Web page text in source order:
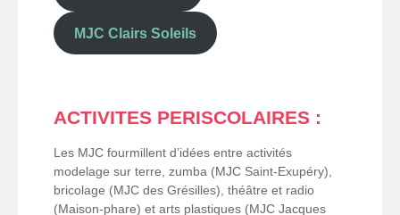
MJC Clairs Soleils
ACTIVITES PERISCOLAIRES :
Les MJC fourmillent d’idées entre activités
modelage sur terre, zumba (MJC Saint-Exupéry),
bricolage (MJC des Grésilles), théâtre et radio
(Maison-phare) et arts plastiques (MJC Jacques